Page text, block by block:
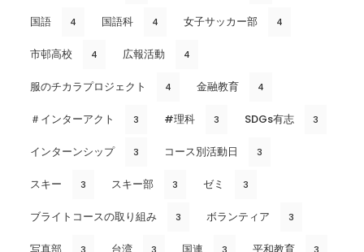
国語 4 国語科 4 女子サッカー部 4
市邨高校 4 広報活動 4
服のチカラプロジェクト 4 金融教育 4
＃インターアクト 3 #理科 3 SDGs有志 3
インターンシップ 3 コース別活動日 3
スキー 3 スキー部 3 ゼミ 3
ブライトコースの取り組み 3 ボランティア 3
写真部 3 台湾 3 国連 3 平和教育 3